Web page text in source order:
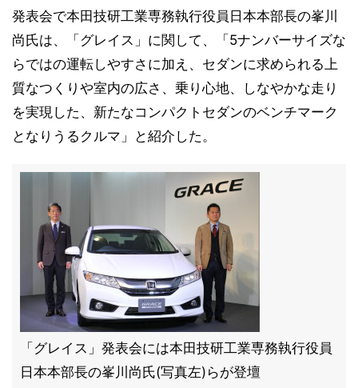
発表会で本田技研工業専務執行役員日本本部長の峯川
尚氏は、「グレイス」に関して、「5ナンバーサイズな
らではの運転しやすさに加え、セダンに求められる上
質なつくりや室内の広さ、乗り心地、しなやかな走り
を実現した、新たなコンパクトセダンのベンチマーク
となりうるクルマ」と紹介した。
「グレイス」発表会には本田技研工業専務執行役員
日本本部長の峯川尚氏(写真左)らが登壇